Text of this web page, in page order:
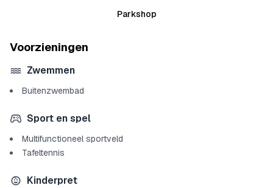
Parkshop
Voorzieningen
Zwemmen
Buitenzwembad
Sport en spel
Multifunctioneel sportveld
Tafeltennis
Kinderpret